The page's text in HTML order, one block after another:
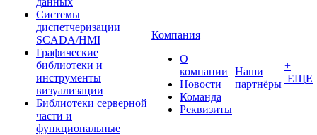
Системы
диспетчеризации
SCADA/HMI
Графические
библиотеки и
инструменты
визуализации
Библиотеки серверной
части и
функциональные
Компания
О
компании
Новости
Команда
Реквизиты
Наши
партнёры
+
ЕЩЕ